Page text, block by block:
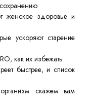
женское здоровье и
ускоряют старение
как их избежать
быстрее, и список
скажем вам